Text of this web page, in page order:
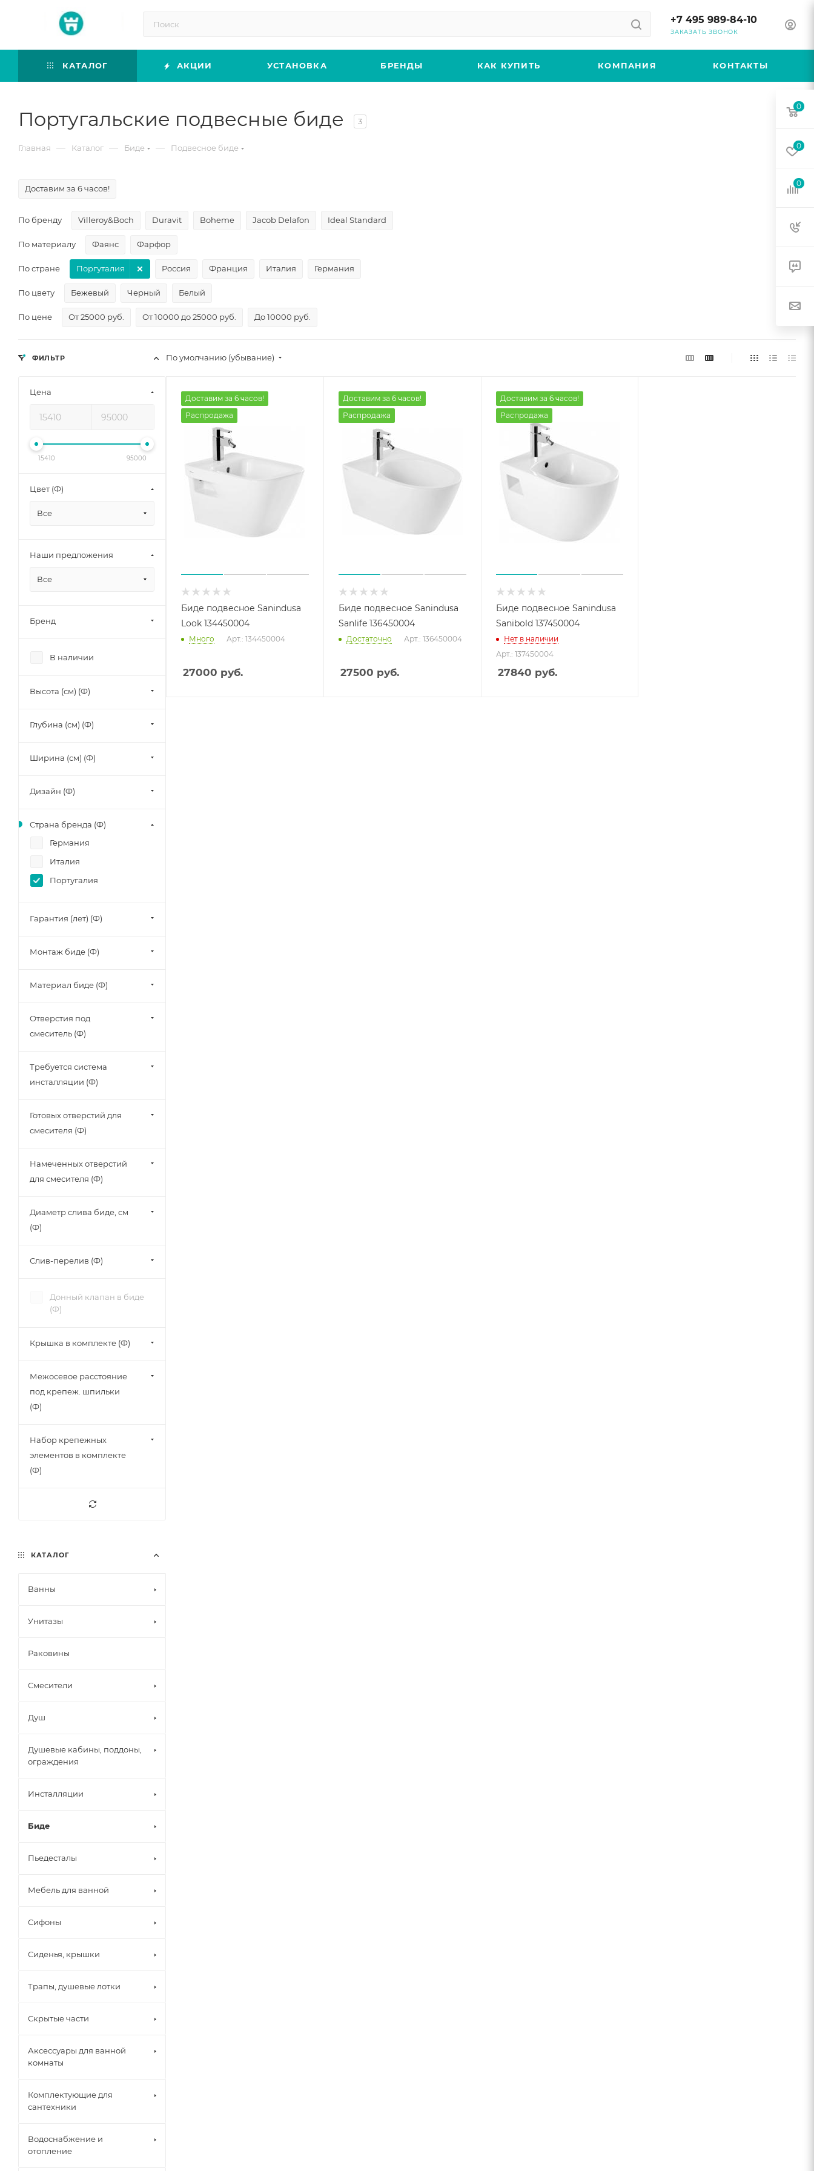
+7 495 989-84-10
ЗАКАЗАТЬ ЗВОНОК
КАТАЛОГ АКЦИИ УСТАНОВКА БРЕНДЫ КАК КУПИТЬ КОМПАНИЯ КОНТАКТЫ
Португальские подвесные биде 3
Главная — Каталог — Биде — Подвесное биде
Доставим за 6 часов!
По бренду Villeroy&Boch Duravit Boheme Jacob Delafon Ideal Standard
По материалу Фаянс Фарфор
По стране Поргуталия Россия Франция Италия Германия
По цвету Бежевый Черный Белый
По цене От 25000 руб. От 10000 до 25000 руб. До 10000 руб.
По умолчанию (убывание)
Доставим за 6 часов!
Распродажа
Биде подвесное Sanindusa
Look 134450004
Много Арт.: 134450004
27000 руб.
Доставим за 6 часов!
Распродажа
Биде подвесное Sanindusa
Sanlife 136450004
Достаточно Арт.: 136450004
27500 руб.
Доставим за 6 часов!
Распродажа
Биде подвесное Sanindusa
Sanibold 137450004
Нет в наличии
Арт.: 137450004
27840 руб.
ФИЛЬТР
Цена
15410 95000
Цвет (Ф)
Все
Наши предложения
Все
Бренд
В наличии
Высота (см) (Ф)
Глубина (см) (Ф)
Ширина (см) (Ф)
Дизайн (Ф)
Страна бренда (Ф)
Германия
Италия
Португалия
Гарантия (лет) (Ф)
Монтаж биде (Ф)
Материал биде (Ф)
Отверстия под
смеситель (Ф)
Требуется система
инсталляции (Ф)
Готовых отверстий для
смесителя (Ф)
Намеченных отверстий
для смесителя (Ф)
Диаметр слива биде, см
(Ф)
Слив-перелив (Ф)
Донный клапан в биде
(Ф)
Крышка в комплекте (Ф)
Межосевое расстояние
под крепеж. шпильки
(Ф)
Набор крепежных
элементов в комплекте
(Ф)
КАТАЛОГ
Ванны
Унитазы
Раковины
Смесители
Душ
Душевые кабины, поддоны,
ограждения
Инсталляции
Биде
Пьедесталы
Мебель для ванной
Сифоны
Сиденья, крышки
Трапы, душевые лотки
Скрытые части
Аксессуары для ванной
комнаты
Комплектующие для
сантехники
Водоснабжение и
отопление
0
0
0